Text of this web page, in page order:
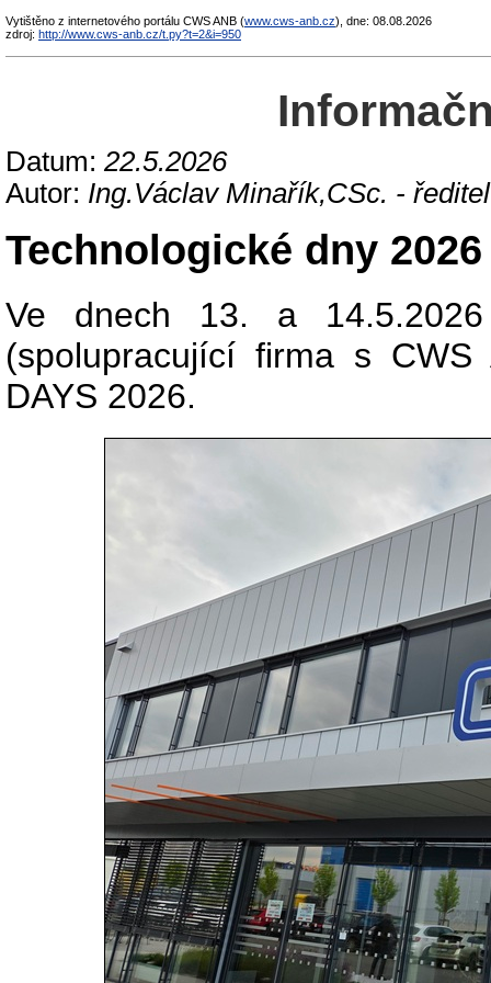
Vytištěno z internetového portálu CWS ANB (www.cws-anb.cz), dne: 08.08.2026
zdroj: http://www.cws-anb.cz/t.py?t=2&i=950
Datum: 22.5.2026
Autor: Ing.Václav Minařík,CSc. -
Technologické dny 2026
Ve dnech 13. a
(spolupracující firma s CWS
DAYS 2026.